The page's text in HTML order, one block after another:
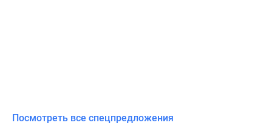
Посмотреть все спецпредложения